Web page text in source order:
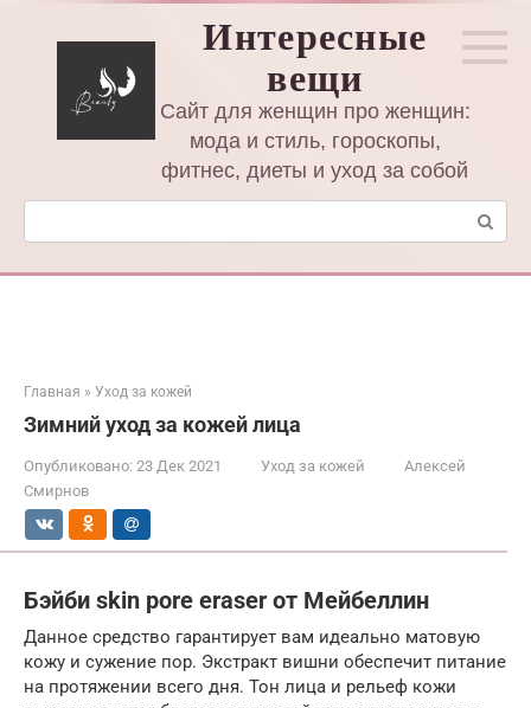
Интересные
вещи
Сайт для женщин про женщин:
мода и стиль, гороскопы,
фитнес, диеты и уход за собой
Поиск:
Главная » Уход за кожей
Зимний уход за кожей лица
Опубликовано: 23 Дек 2021 Уход за кожей
Алексей
Смирнов
Бэйби skin pore eraser от Мейбеллин
Данное средство гарантирует вам идеально матовую
кожу и сужение пор. Экстракт вишни обеспечит питание
на протяжении всего дня. Тон лица и рельеф кожи